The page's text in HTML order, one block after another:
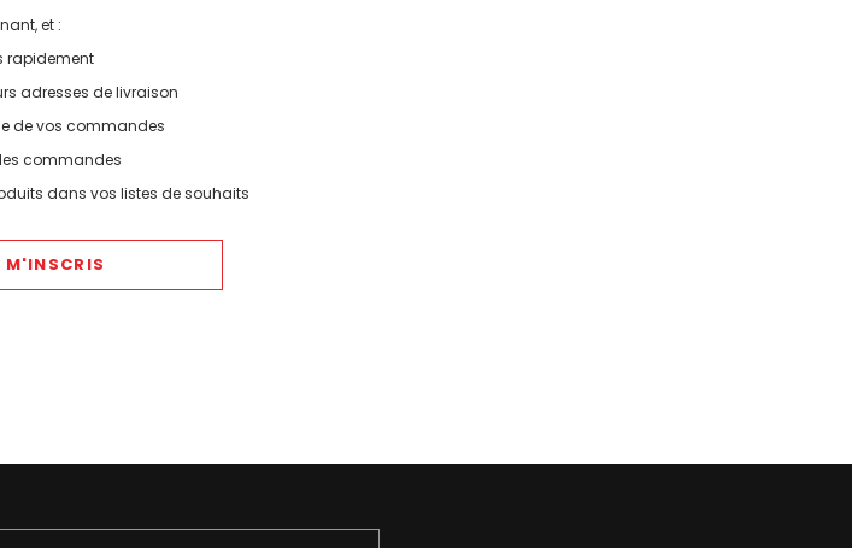
et :
rapidement
adresses de livraison
de vos commandes
commandes
dans vos listes de souhaits
M'INSCRIS